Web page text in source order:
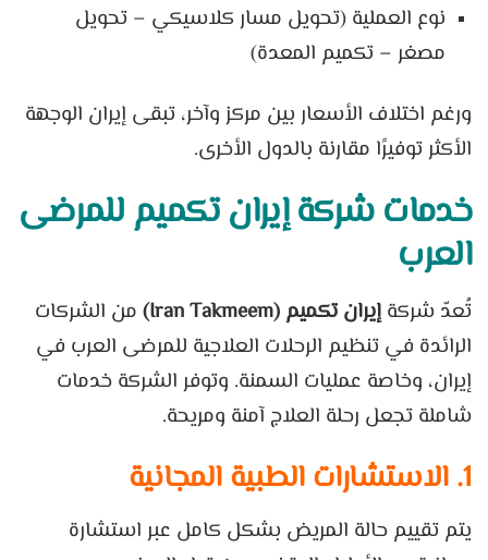
نوع العملية (تحويل مسار كلاسيكي – تحويل
مصغر – تكميم المعدة)
ورغم اختلاف الأسعار بين مركز وآخر، تبقى إيران الوجهة
الأكثر توفيرًا مقارنة بالدول الأخرى.
خدمات شركة إيران تکمیم للمرضى
العرب
تُعدّ شركةإيران تکمیم (Iran Takmeem)
من الشركات
الرائدة في تنظيم الرحلات العلاجية للمرضى العرب في
إيران، وخاصة عمليات السمنة. وتوفر الشركة خدمات
شاملة تجعل رحلة العلاج آمنة ومريحة.
1. الاستشارات الطبية المجانية
يتم تقييم حالة المريض بشكل كامل عبر استشارة